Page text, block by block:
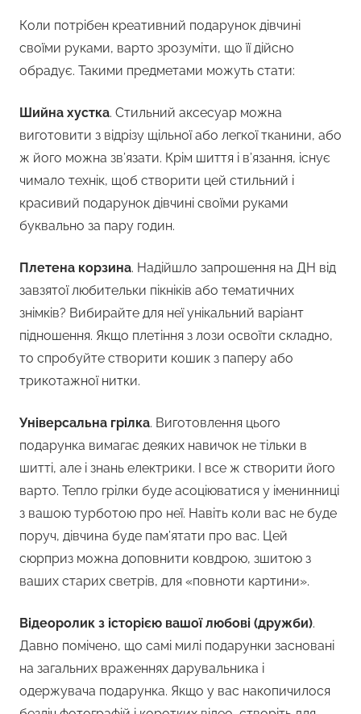
Коли потрібен креативний подарунок дівчині
своїми руками, варто зрозуміти, що її дійсно
обрадує. Такими предметами можуть стати:
Шийна хустка. Стильний аксесуар можна
виготовити з відрізу щільної або легкої тканини, або
ж його можна зв’язати. Крім шиття і в’язання, існує
чимало технік, щоб створити цей стильний і
красивий подарунок дівчині своїми руками
буквально за пару годин.
Плетена корзина. Надійшло запрошення на ДН від
завзятої любительки пікніків або тематичних
знімків? Вибирайте для неї унікальний варіант
підношення. Якщо плетіння з лози освоїти складно,
то спробуйте створити кошик з паперу або
трикотажної нитки.
Універсальна грілка. Виготовлення цього
подарунка вимагає деяких навичок не тільки в
шитті, але і знань електрики. І все ж створити його
варто. Тепло грілки буде асоціюватися у іменинниці
з вашою турботою про неї. Навіть коли вас не буде
поруч, дівчина буде пам’ятати про вас. Цей
сюрприз можна доповнити ковдрою, зшитою з
ваших старих светрів, для «повноти картини».
Відеоролик з історією вашої любові (дружби).
Давно помічено, що самі милі подарунки засновані
на загальних враженнях дарувальника і
одержувача подарунка. Якщо у вас накопичилося